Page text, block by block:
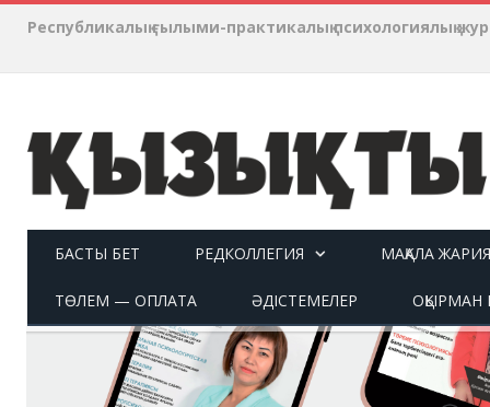
Республикалық ғылыми-практикалық психологиялық
БАСТЫ БЕТ РЕДКОЛЛЕГИЯ МАҚАЛА
ТӨЛЕМ — ОПЛАТА ӘДІСТЕМЕЛЕР ОҚЫРМАН